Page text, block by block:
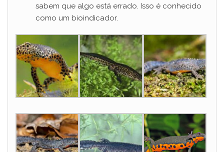
sabem que algo está errado. Isso é conhecido
como um bioindicador.